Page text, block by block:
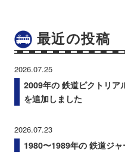
最近の投稿
2026.07.25
2009年の 鉄道ピクトリア
を追加しました
2026.07.23
1980〜1989年の 鉄道ジ